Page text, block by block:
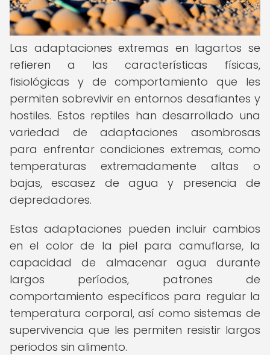
Las adaptaciones extremas en lagartos se
refieren a las características físicas,
fisiológicas y de comportamiento que les
permiten sobrevivir en entornos desafiantes y
hostiles. Estos reptiles han desarrollado una
variedad de adaptaciones asombrosas
para enfrentar condiciones extremas, como
temperaturas extremadamente altas o
bajas, escasez de agua y presencia de
depredadores.
Estas adaptaciones pueden incluir cambios
en el color de la piel para camuflarse, la
capacidad de almacenar agua durante
largos períodos, patrones de
comportamiento específicos para regular la
temperatura corporal, así como sistemas de
supervivencia que les permiten resistir largos
periodos sin alimento.